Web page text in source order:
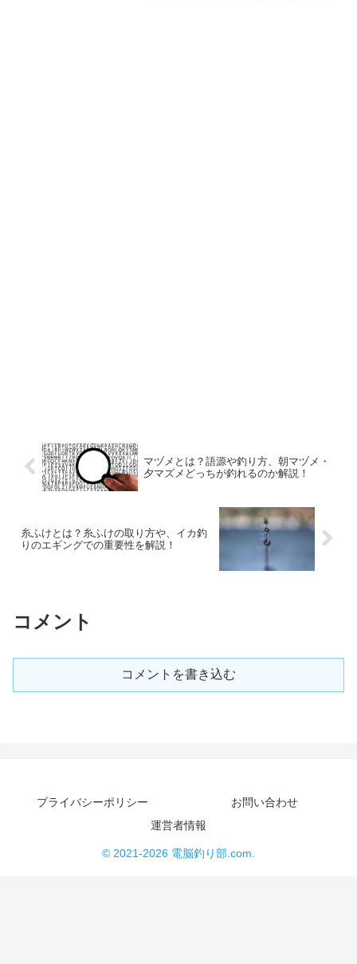
マヅメとは？語源や釣り方、朝マヅメ・
夕マズメどっちが釣れるのか解説！
糸ふけとは？糸ふけの取り方や、イカ釣
りのエギングでの重要性を解説！
コメント
コメントを書き込む
プライバシーポリシー
お問い合わせ
運営者情報
© 2021-2026 電脳釣り部.com.